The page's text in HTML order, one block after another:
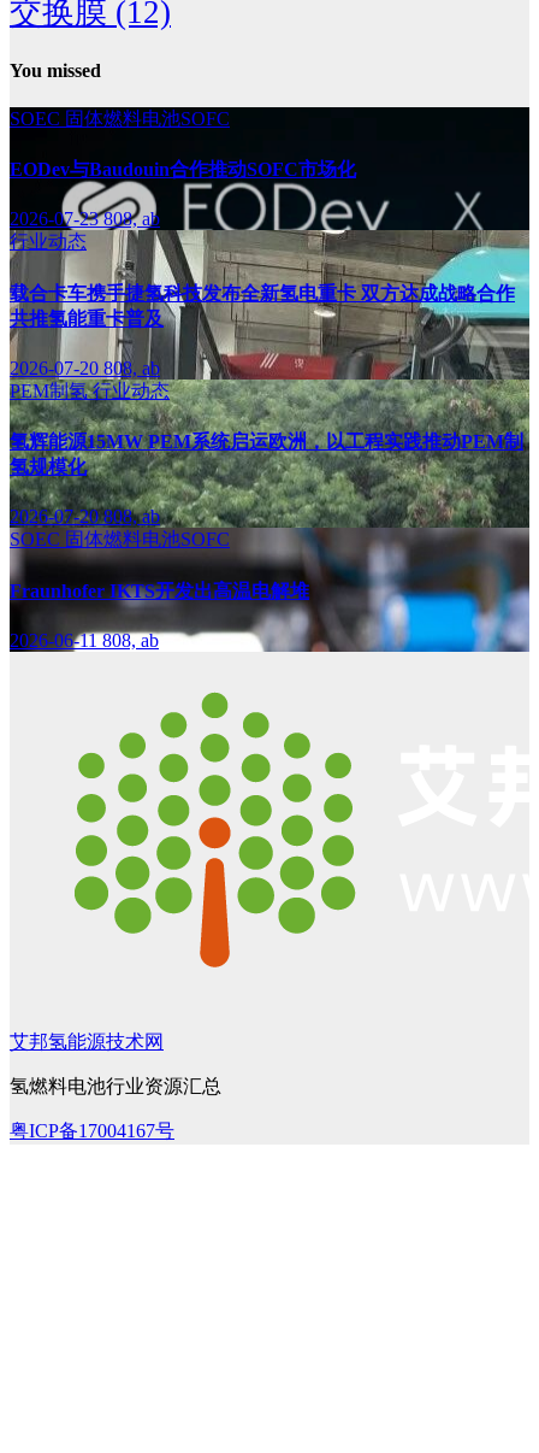
交换膜 (12)
You missed
SOEC 固体燃料电池SOFC
EODev与Baudouin合作推动SOFC市场化
2026-07-23808, ab
行业动态
载合卡车携手捷氢科技发布全新氢电重卡 双方达成战略合作
共推氢能重卡普及
2026-07-20 808, ab
PEM制氢行业动态
氢辉能源15MW PEM系统启运欧洲，以工程实践推动PEM制
氢规模化
2026-07-20808, ab
SOEC 固体燃料电池SOFC
Fraunhofer IKTS开发出高温电解堆
2026-06-11808, ab
艾邦氢能源技术网
氢燃料电池行业资源汇总
粤ICP备17004167号